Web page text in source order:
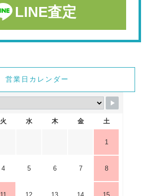
LINE査定
営業日カレンダー
火 水 木 金 土
1
4 5 6 7 8